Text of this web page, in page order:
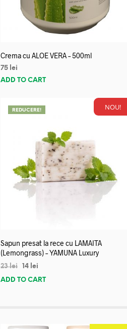
Crema cu ALOE VERA – 500ml
75 lei
ADD TO CART
NOU!
REDUCERE!
Sapun presat la rece cu LAMAITA
(Lemongrass) – YAMUNA Luxury
23lei 14 lei
ADD TO CART